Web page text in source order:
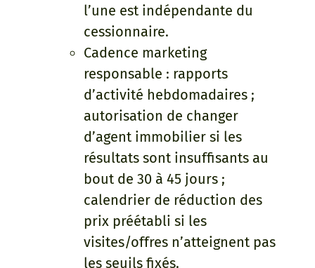
l’une est indépendante du
cessionnaire.
Cadence marketing
responsable : rapports
d’activité hebdomadaires ;
autorisation de changer
d’agent immobilier si les
résultats sont insuffisants au
bout de 30 à 45 jours ;
calendrier de réduction des
prix préétabli si les
visites/offres n’atteignent pas
les seuils fixés.